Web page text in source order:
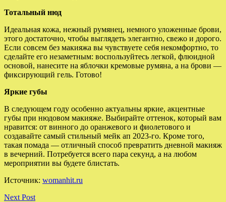
Тотальный нюд
Идеальная кожа, нежный румянец, немного уложенные брови,
этого достаточно, чтобы выглядеть элегантно, свежо и дорого.
Если совсем без макияжа вы чувствуете себя некомфортно, то
сделайте его незаметным: воспользуйтесь легкой, флюидной
основой, нанесите на яблочки кремовые румяна, а на брови —
фиксирующий гель. Готово!
Яркие губы
В следующем году особенно актуальны яркие, акцентные
губы при нюдовом макияже. Выбирайте оттенок, который вам
нравится: от винного до оранжевого и фиолетового и
создавайте самый стильный мейк ап 2023-го. Кроме того,
такая помада — отличный способ превратить дневной макияж
в вечерний. Потребуется всего пара секунд, а на любом
мероприятии вы будете блистать.
Источник: womanhit.ru
Next Post